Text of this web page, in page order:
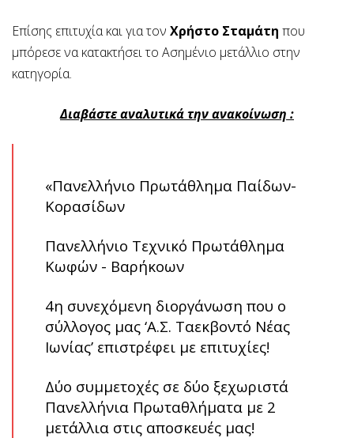
Επίσης επιτυχία και για τον Χρήστο Σταμάτη που
μπόρεσε να κατακτήσει το Ασημένιο μετάλλιο στην
κατηγορία.
Διαβάστε αναλυτικά την ανακοίνωση :
«Πανελλήνιο Πρωτάθλημα Παίδων-
Κορασίδων
Πανελλήνιο Τεχνικό Πρωτάθλημα
Κωφών - Βαρήκοων
4η συνεχόμενη διοργάνωση που ο
σύλλογος μας ‘Α.Σ. Ταεκβοντό Νέας
Ιωνίας’ επιστρέφει με επιτυχίες!
Δύο συμμετοχές σε δύο ξεχωριστά
Πανελλήνια Πρωταθλήματα με 2
μετάλλια στις αποσκευές μας!